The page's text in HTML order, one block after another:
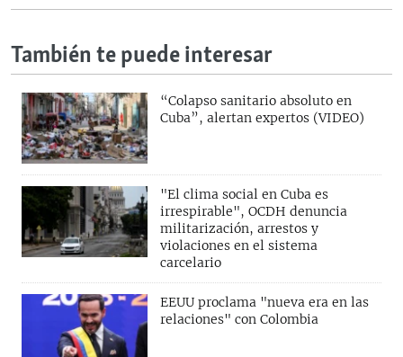
También te puede interesar
“Colapso sanitario absoluto en
Cuba”, alertan expertos (VIDEO)
"El clima social en Cuba es
irrespirable", OCDH denuncia
militarización, arrestos y
violaciones en el sistema
carcelario
EEUU proclama "nueva era en las
relaciones" con Colombia